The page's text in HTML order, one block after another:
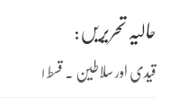
حالیہ تحریریں:
قیدی اور سلاطین ۔ قسط ۱